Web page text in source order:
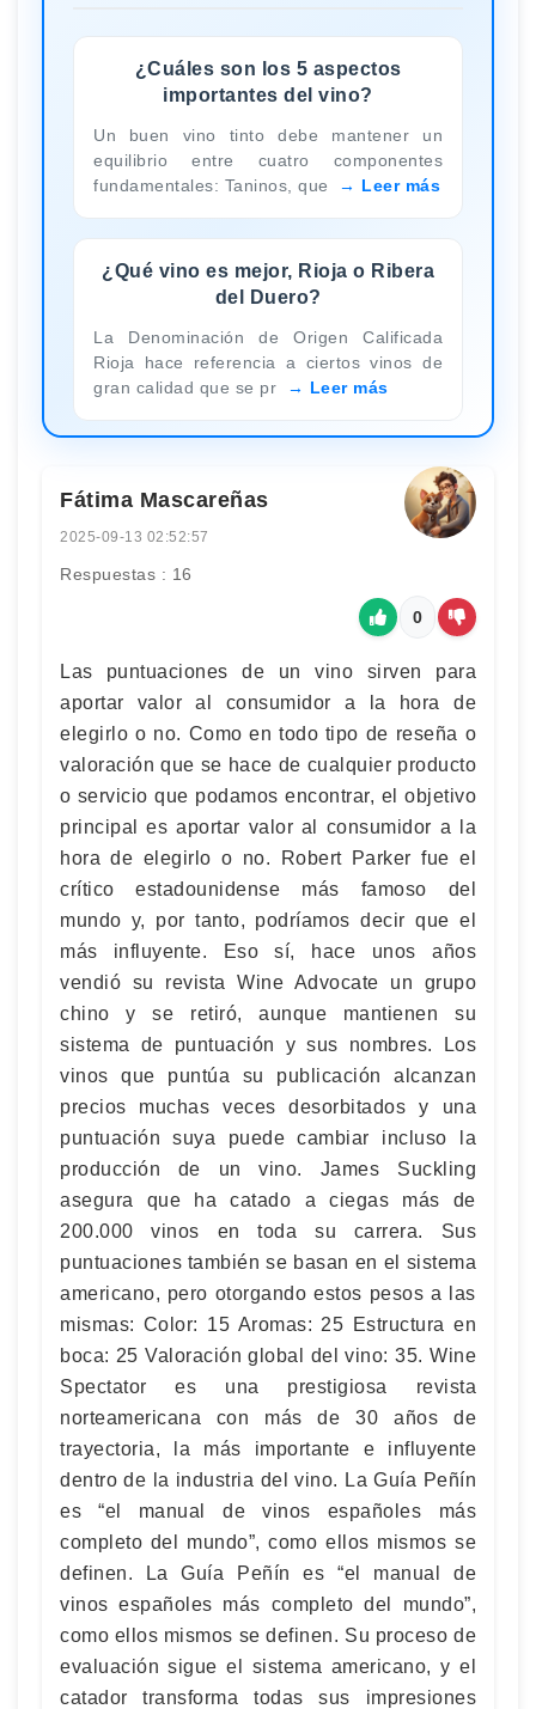
¿Cuáles son los 5 aspectos
importantes del vino?
Un buen vino tinto debe mantener un
equilibrio entre cuatro componentes
fundamentales: Taninos, que
Leer más
¿Qué vino es mejor, Rioja o Ribera
del Duero?
La Denominación de Origen Calificada
Rioja hace referencia a ciertos vinos de
gran calidad que se pr
Leer más
Fátima Mascareñas
2025-09-13 02:52:57
Respuestas : 16
0
Las puntuaciones de un vino sirven para
aportar valor al consumidor a la hora de
elegirlo o no. Como en todo tipo de reseña o
valoración que se hace de cualquier producto
o servicio que podamos encontrar, el objetivo
principal es aportar valor al consumidor a la
hora de elegirlo o no. Robert Parker fue el
crítico estadounidense más famoso del
mundo y, por tanto, podríamos decir que el
más influyente. Eso sí, hace unos años
vendió su revista Wine Advocate un grupo
chino y se retiró, aunque mantienen su
sistema de puntuación y sus nombres. Los
vinos que puntúa su publicación alcanzan
precios muchas veces desorbitados y una
puntuación suya puede cambiar incluso la
producción de un vino. James Suckling
asegura que ha catado a ciegas más de
200.000 vinos en toda su carrera. Sus
puntuaciones también se basan en el sistema
americano, pero otorgando estos pesos a las
mismas: Color: 15 Aromas: 25 Estructura en
boca: 25 Valoración global del vino: 35. Wine
Spectator es una prestigiosa revista
norteamericana con más de 30 años de
trayectoria, la más importante e influyente
dentro de la industria del vino. La Guía Peñín
es “el manual de vinos españoles más
completo del mundo”, como ellos mismos se
definen. La Guía Peñín es “el manual de
vinos españoles más completo del mundo”,
como ellos mismos se definen. Su proceso de
evaluación sigue el sistema americano, y el
catador transforma todas sus impresiones